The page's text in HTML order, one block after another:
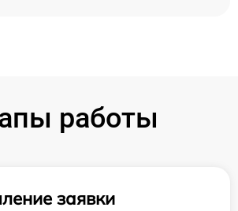
работы
заявки